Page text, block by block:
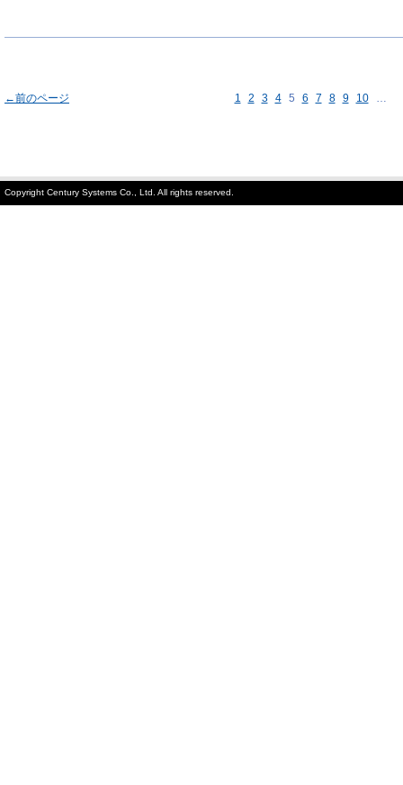
←前のページ 1 2 3 4 5 6 7 8 9 10 …
Copyright Century Systems Co., Ltd. All rights reserved.